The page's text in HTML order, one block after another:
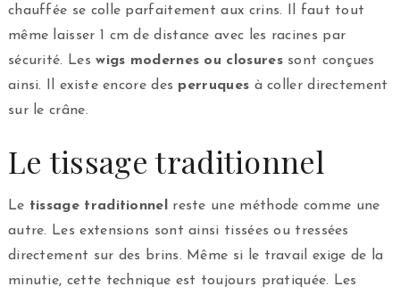
chauffée se colle parfaitement aux crins. Il faut tout
même laisser 1 cm de distance avec les racines par
sécurité. Leswigs modernes ou closuressont conçues
ainsi. Il existe encore des perruques à coller directement
sur le crâne.
Le tissage traditionnel
Le tissage traditionnel
reste une méthode comme une
autre. Les extensions sont ainsi tissées ou tressées
directement sur des brins. Même si le travail exige de la
minutie, cette technique est toujours pratiquée. Les